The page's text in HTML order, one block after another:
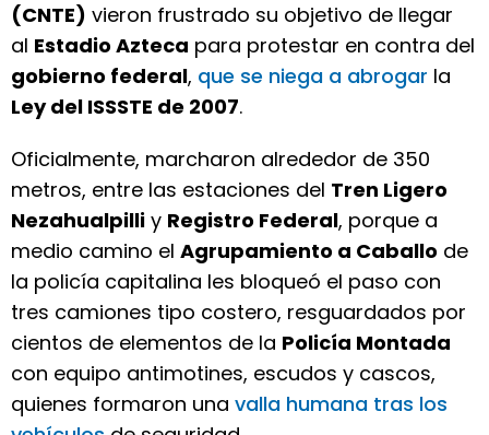
(CNTE) vieron frustrado su objetivo de llegar
al Estadio Azteca para protestar en contra del
gobierno federal, que se niega a abrogar la
Ley del ISSSTE de 2007.
Oficialmente, marcharon alrededor de 350
metros, entre las estaciones del Tren Ligero
Nezahualpilli y Registro Federal, porque a
medio camino el Agrupamiento a Caballo de
la policía capitalina les bloqueó el paso con
tres camiones tipo costero, resguardados por
cientos de elementos de la Policía Montada
con equipo antimotines, escudos y cascos,
quienes formaron una valla humana tras los